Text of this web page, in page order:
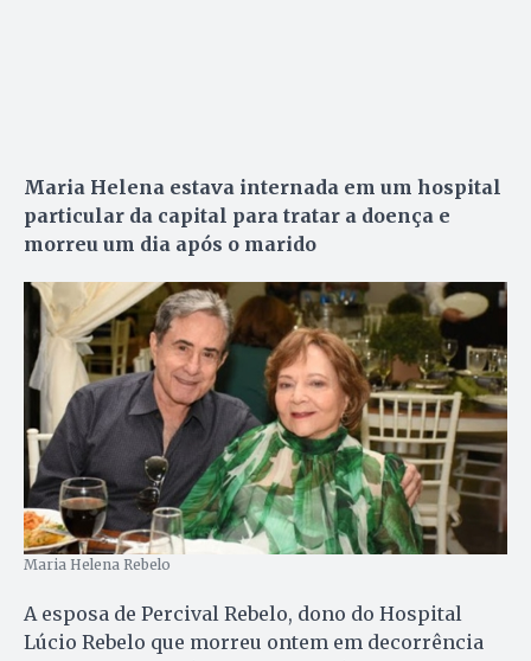
Maria Helena estava internada em um hospital
particular da capital para tratar a doença e
morreu um dia após o marido
Maria Helena Rebelo
A esposa de Percival Rebelo, dono do Hospital
Lúcio Rebelo que morreu ontem em decorrência